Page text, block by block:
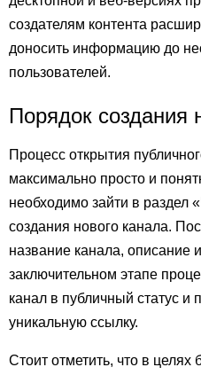
создателям контента
доносить информацию до
пользователей.
Порядок создания
Процесс открытия
максимально просто и
необходимо зайти в раздел
создания нового канала.
название канала, описание
заключительном этапе
канал в публичный статус и
уникальную ссылку.
Стоит отметить, что в целях